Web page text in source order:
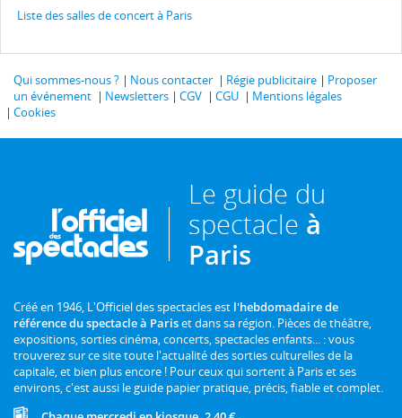
Liste des salles de concert à Paris
Qui sommes-nous ? Nous contacter Régie publicitaire
Proposer
un événement
Newsletters CGV CGU
Mentions légales
Cookies
Le guide du
spectacle à
Paris
Créé en 1946, L'Officiel des spectacles est l'hebdomadaire de
référence du spectacle à Pariset dans sa région. Pièces de théâtre,
expositions, sorties cinéma, concerts, spectacles enfants... : vous
trouverez sur ce site toute l'actualité des sorties culturelles de la
capitale, et bien plus encore ! Pour ceux qui sortent à Paris et ses
environs, c'est aussi le guide papier pratique, précis, fiable et complet.